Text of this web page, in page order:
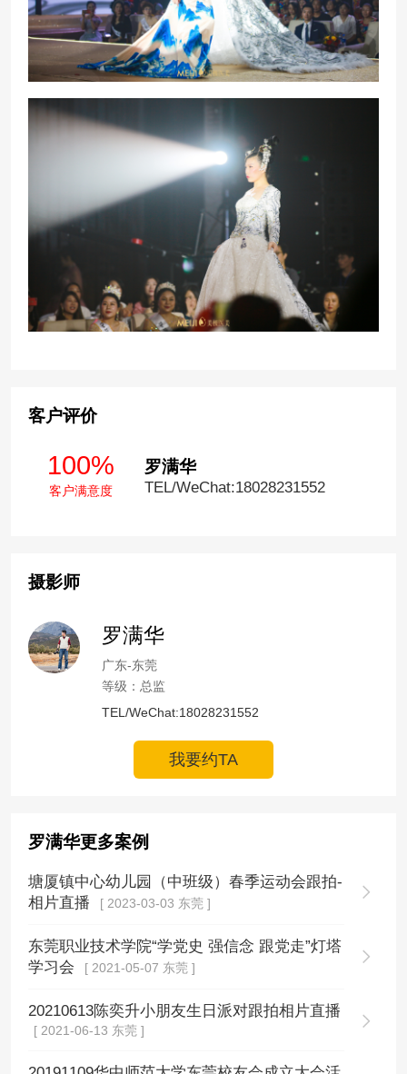
客户评价
100%
客户满意度
罗满华
TEL/WeChat:18028231552
摄影师
罗满华
广东-东莞
等级：总监
TEL/WeChat:18028231552
我要约TA
罗满华更多案例
塘厦镇中心幼儿园（中班级）春季运动会跟拍-
相片直播
[ 2023-03-03 东莞 ]
东莞职业技术学院“学党史 强信念 跟党走”灯塔
学习会
[ 2021-05-07 东莞 ]
20210613陈奕升小朋友生日派对跟拍相片直播
[ 2021-06-13 东莞 ]